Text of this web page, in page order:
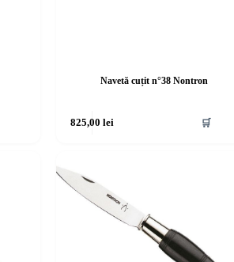
Navetă cuțit n°38 Nontron
825,00 lei 🛒